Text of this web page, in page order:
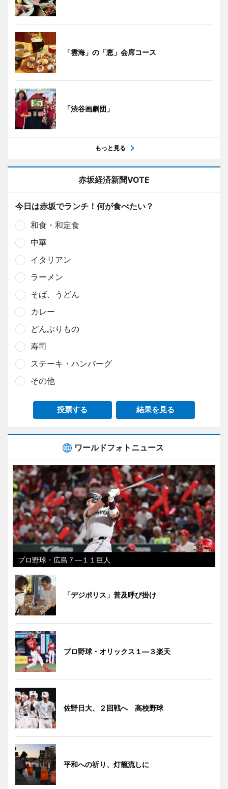
「雲海」の「恵」会席コース
「渋谷画劇団」
もっと見る
赤坂経済新聞VOTE
今日は赤坂でランチ！何が食べたい？
和食・和定食
中華
イタリアン
ラーメン
そば、うどん
カレー
どんぶりもの
寿司
ステーキ・ハンバーグ
その他
投票する 結果を見る
ワールドフォトニュース
プロ野球・広島７―１１巨人
「デジポリス」普及呼び掛け
プロ野球・オリックス１―３楽天
佐野日大、２回戦へ 高校野球
平和への祈り、灯籠流しに